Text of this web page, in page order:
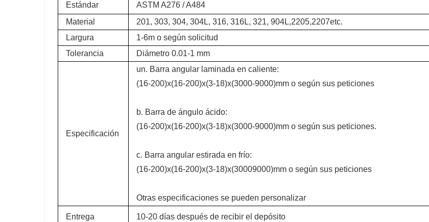
Estándar
ASTM A276 / A484
Material
201, 303, 304, 304L, 316, 316L, 321, 904L,2205,2207etc.
Largura
1-6m o según solicitud
Tolerancia
Diámetro 0.01-1 mm
Especificación
un. Barra angular laminada en caliente:
(16-200)x(16-200)x(3-18)x(3000-9000)mm o según sus peticiones
b. Barra de ángulo ácido:
(16-200)x(16-200)x(3-18)x(3000-9000)mm o según sus peticiones.
c. Barra angular estirada en frío:
(16-200)x(16-200)x(3-18)x(30009000)mm o según sus peticiones
Otras especificaciones se pueden personalizar
Entrega 10-20 días después de recibir el depósito